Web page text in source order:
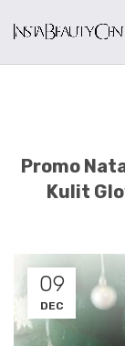
Promo
Kulit
09
DEC